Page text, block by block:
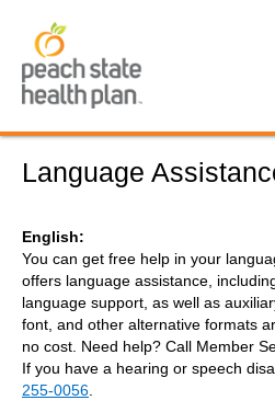
Language
English:
You can get free help in your
offers language assistance,
language support, as well as
font, and other alternative formats
no cost. Need help? Call Member
If you have a hearing or speech
255-0056